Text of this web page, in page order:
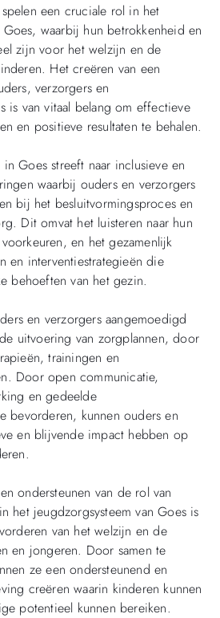
een cruciale rol in het
waarbij hun betrokkenheid en
zijn voor het welzijn en de
Het creëren van een
verzorgers en
is van vitaal belang om effectieve
en positieve resultaten te behalen.
Goes streeft naar inclusieve en
waarbij ouders en verzorgers
bij het besluitvormingsproces en
Dit omvat het luisteren naar hun
en het gezamenlijk
en interventiestrategieën die
behoeften van het gezin.
en verzorgers aangemoedigd
uitvoering van zorgplannen, door
trainingen en
Door open communicatie,
en gedeelde
bevorderen, kunnen ouders en
en blijvende impact hebben op
ondersteunen van de rol van
het jeugdzorgsysteem van Goes is
van het welzijn en de
en jongeren. Door samen te
ze een ondersteunend en
creëren waarin kinderen kunnen
potentieel kunnen bereiken.